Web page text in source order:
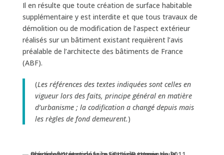
Il en résulte que toute création de surface habitable
supplémentaire y est interdite et que tous travaux de
démolition ou de modification de l’aspect extérieur
réalisés sur un bâtiment existant requièrent l’avis
préalable de l’architecte des bâtiments de France
(ABF).
(Les références des textes indiquées sont celles en
vigueur lors des faits, principe général en matière
d’urbanisme ; la codification a changé depuis mais
les règles de fond demeurent.)